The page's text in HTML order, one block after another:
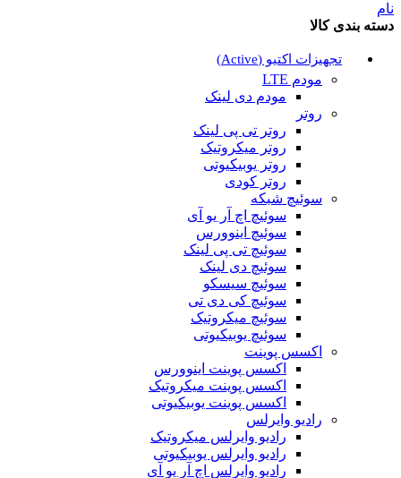
نام
دسته بندی کالا
تجهیزات اکتیو (Active)
مودم LTE
مودم دی لینک
روتر
روتر تی پی لینک
روتر میکروتیک
روتر یوبیکیوتی
روتر کودی
سوئیچ شبکه
سوئیچ اچ آر یو آی
سوئیچ اینوورس
سوئیچ تی پی لینک
سوئیچ دی لینک
سوئیچ سیسکو
سوئیچ کی دی تی
سوئیچ میکروتیک
سوئیچ یوبیکیوتی
اکسس پوینت
اکسس پوینت اینوورس
اکسس پوینت میکروتیک
اکسس پوینت یوبیکیوتی
رادیو وایرلس
رادیو وایرلس میکروتیک
رادیو وایرلس یوبیکیوتی
رادیو وایرلس اچ آر یو آی